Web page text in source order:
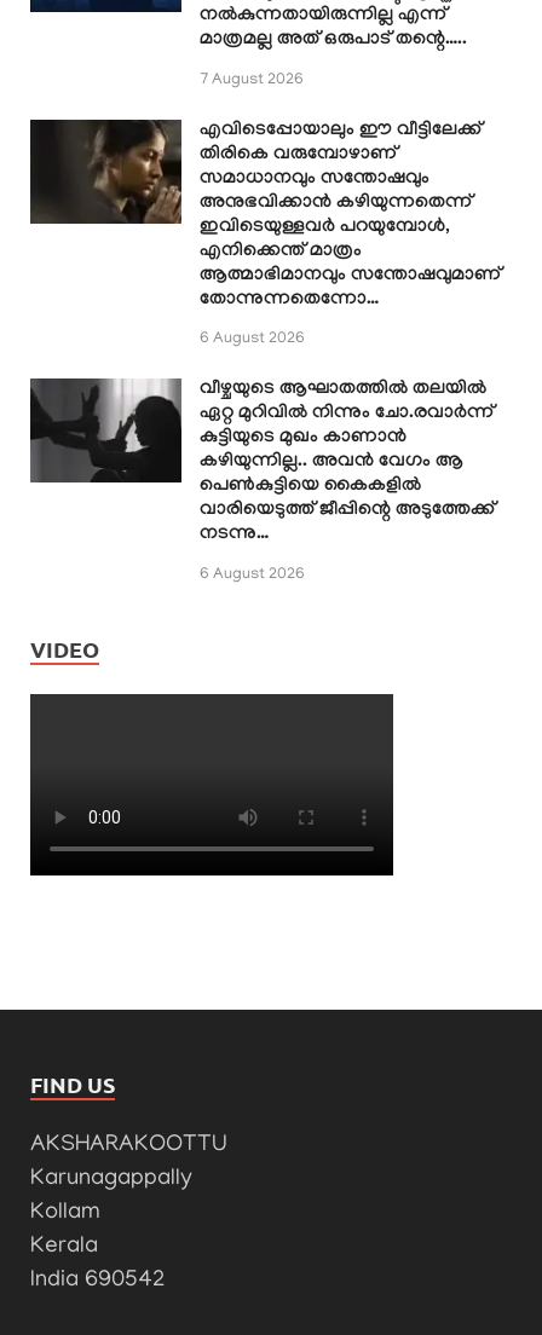
നൽകുന്നതായിരുന്നില്ല എന്ന്
മാത്രമല്ല അത് ഒരുപാട് തന്റെ…..
7 August 2026
എവിടെപ്പോയാലും ഈ വീട്ടിലേക്ക്
തിരികെ വരുമ്പോഴാണ്
സമാധാനവും സന്തോഷവും
അനുഭവിക്കാൻ കഴിയുന്നതെന്ന്
ഇവിടെയുള്ളവർ പറയുമ്പോൾ,
എനിക്കെന്ത് മാത്രം
ആത്മാഭിമാനവും സന്തോഷവുമാണ്
തോന്നുന്നതെന്നോ…
6 August 2026
വീഴ്ചയുടെ ആഘാതത്തിൽ തലയിൽ
ഏറ്റ മുറിവിൽ നിന്നും ചോ.രവാർന്ന്
കുട്ടിയുടെ മുഖം കാണാൻ
കഴിയുന്നില്ല.. അവൻ വേഗം ആ
പെൺകുട്ടിയെ കൈകളിൽ
വാരിയെടുത്ത് ജീപ്പിന്റെ അടുത്തേക്ക്
നടന്നു…
6 August 2026
VIDEO
FIND US
AKSHARAKOOTTU
Karunagappally
Kollam
Kerala
India 690542